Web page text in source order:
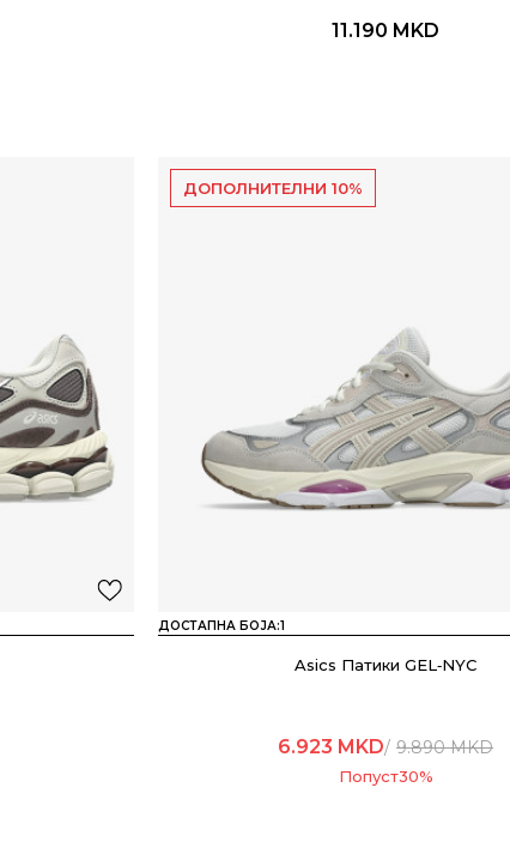
11.190 MKD
ДОПОЛНИТЕЛНИ 10%
ДОСТАПНА БОЈА:1
Asics Патики GEL‑NYC
6.923 MKD 9.890MKD
Попуст30%